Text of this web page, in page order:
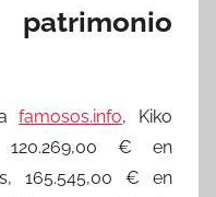
afamosos.info, Kiko
120.269,00 € en
165.545,00 € en